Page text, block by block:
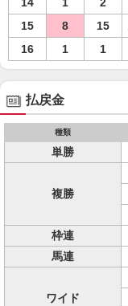
15
8 15
16
1 1
払戻金
種類
単勝
複勝
枠連
馬連
ワイド